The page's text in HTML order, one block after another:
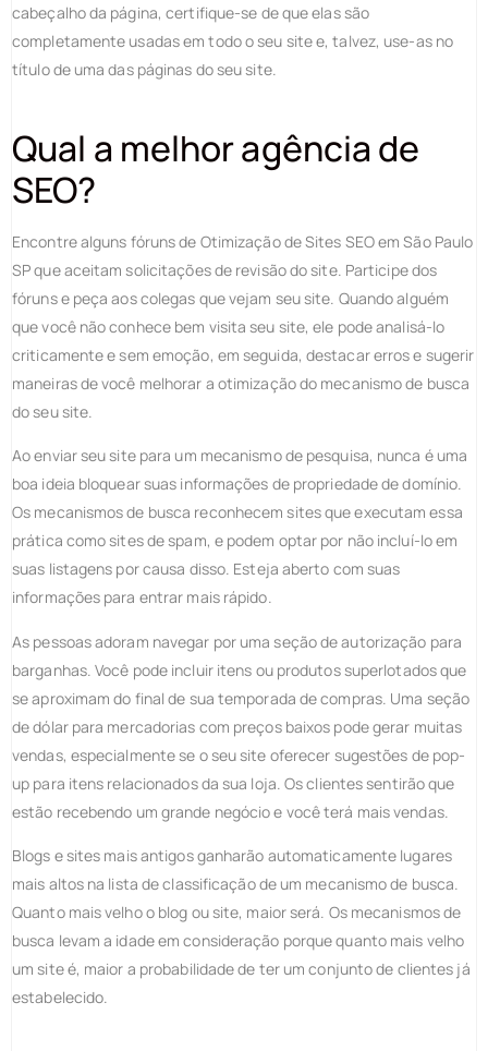
cabeçalho da página, certifique-se de que elas são
completamente usadas em todo o seu site e, talvez, use-as no
título de uma das páginas do seu site.
Qual a melhor agência de
SEO?
Encontre alguns fóruns de Otimização de Sites SEO em São Paulo
SP que aceitam solicitações de revisão do site. Participe dos
fóruns e peça aos colegas que vejam seu site. Quando alguém
que você não conhece bem visita seu site, ele pode analisá-lo
criticamente e sem emoção, em seguida, destacar erros e sugerir
maneiras de você melhorar a otimização do mecanismo de busca
do seu site.
Ao enviar seu site para um mecanismo de pesquisa, nunca é uma
boa ideia bloquear suas informações de propriedade de domínio.
Os mecanismos de busca reconhecem sites que executam essa
prática como sites de spam, e podem optar por não incluí-lo em
suas listagens por causa disso. Esteja aberto com suas
informações para entrar mais rápido.
As pessoas adoram navegar por uma seção de autorização para
barganhas. Você pode incluir itens ou produtos superlotados que
se aproximam do final de sua temporada de compras. Uma seção
de dólar para mercadorias com preços baixos pode gerar muitas
vendas, especialmente se o seu site oferecer sugestões de pop-
up para itens relacionados da sua loja. Os clientes sentirão que
estão recebendo um grande negócio e você terá mais vendas.
Blogs e sites mais antigos ganharão automaticamente lugares
mais altos na lista de classificação de um mecanismo de busca.
Quanto mais velho o blog ou site, maior será. Os mecanismos de
busca levam a idade em consideração porque quanto mais velho
um site é, maior a probabilidade de ter um conjunto de clientes já
estabelecido.